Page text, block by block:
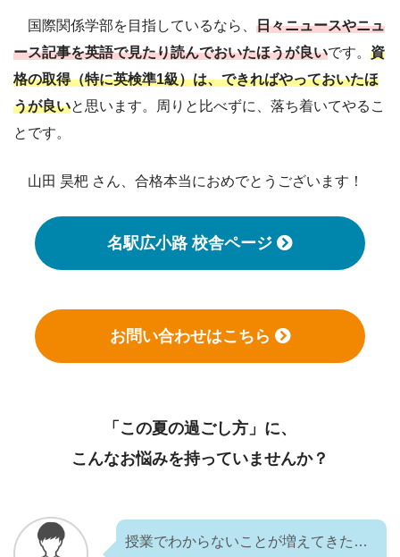
国際関係学部を目指しているなら、 日々ニュースやニュ
ース記事を英語で見たり読んでおいたほうが良いです。 資
格の取得（特に英検準1級）は、できればやっておいたほ
うが良いと思います。周りと比べずに、落ち着いてやるこ
とです。
山田 昊杷 さん、合格本当におめでとうございます！
名駅広小路 校舎ページ
お問い合わせはこちら
「この夏の過ごし方」に、
こんなお悩みを持っていませんか？
授業でわからないことが増えてきた…